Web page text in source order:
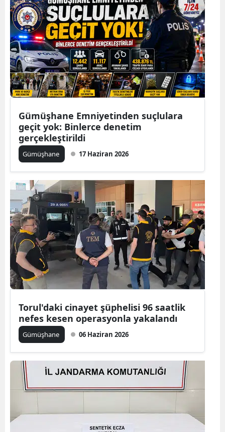
Mersin
İstanbul
İzmir
Kars
Kastamonu
Kırklareli
Kırşehir
Kocaeli
Kütahya
Malatya
Manisa
Kahramanmaraş
Muğla
Muş
Nevşehir
Niğde
Gümüşhane Emniyetinden suçlulara
geçit yok: Binlerce denetim
gerçekleştirildi
Gümüşhane 17 Haziran 2026
Torul'daki cinayet şüphelisi 96 saatlik
nefes kesen operasyonla yakalandı
Gümüşhane 06 Haziran 2026